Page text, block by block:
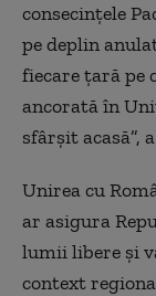
consecinţele
pe deplin
fiecare ţară pe
ancorată în
sfârşit acasă”,
Unirea cu
ar asigura
lumii libere şi
context